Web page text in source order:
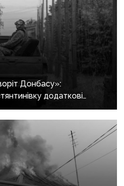
Донбасу»:
додаткові
атаки тритонними